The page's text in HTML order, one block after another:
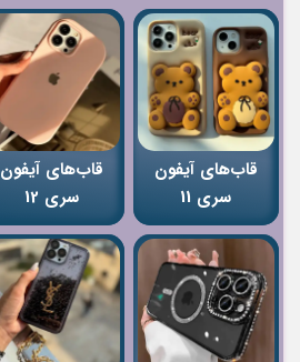
قاب‌های آیفون
سری 11
قاب‌های آیفون
سری 12